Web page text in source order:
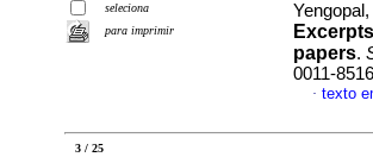
seleciona
para imprimir
papers.
0011-8516
· texto
3 / 25